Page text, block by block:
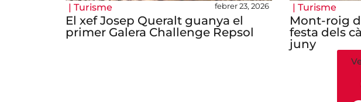
| Turisme febrer 23, 2026
El xef Josep Queralt guanya el
primer Galera Challenge Repsol
| Turisme
Mont-roig
festa dels
juny